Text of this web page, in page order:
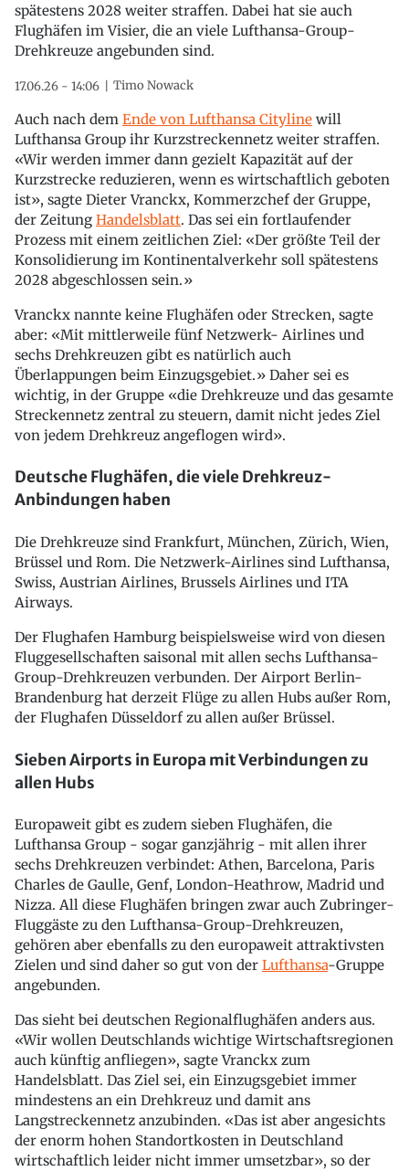
spätestens 2028 weiter straffen. Dabei hat sie auch
Flughäfen im Visier, die an viele Lufthansa-Group-
Drehkreuze angebunden sind.
17.06.26 - 14:06 Timo Nowack
Auch nach dem Ende von Lufthansa Cityline will
Lufthansa Group ihr Kurzstreckennetz weiter straffen.
«Wir werden immer dann gezielt Kapazität auf der
Kurzstrecke reduzieren, wenn es wirtschaftlich geboten
ist», sagte Dieter Vranckx, Kommerzchef der Gruppe,
der Zeitung Handelsblatt. Das sei ein fortlaufender
Prozess mit einem zeitlichen Ziel: «Der größte Teil der
Konsolidierung im Kontinentalverkehr soll spätestens
2028 abgeschlossen sein.»
Vranckx nannte keine Flughäfen oder Strecken, sagte
aber: «Mit mittlerweile fünf Netzwerk- Airlines und
sechs Drehkreuzen gibt es natürlich auch
Überlappungen beim Einzugsgebiet.» Daher sei es
wichtig, in der Gruppe «die Drehkreuze und das gesamte
Streckennetz zentral zu steuern, damit nicht jedes Ziel
von jedem Drehkreuz angeflogen wird».
Deutsche Flughäfen, die viele Drehkreuz-
Anbindungen haben
Die Drehkreuze sind Frankfurt, München, Zürich, Wien,
Brüssel und Rom. Die Netzwerk-Airlines sind Lufthansa,
Swiss, Austrian Airlines, Brussels Airlines und ITA
Airways.
Der Flughafen Hamburg beispielsweise wird von diesen
Fluggesellschaften saisonal mit allen sechs Lufthansa-
Group-Drehkreuzen verbunden. Der Airport Berlin-
Brandenburg hat derzeit Flüge zu allen Hubs außer Rom,
der Flughafen Düsseldorf zu allen außer Brüssel.
Sieben Airports in Europa mit Verbindungen zu
allen Hubs
Europaweit gibt es zudem sieben Flughäfen, die
Lufthansa Group - sogar ganzjährig - mit allen ihrer
sechs Drehkreuzen verbindet: Athen, Barcelona, Paris
Charles de Gaulle, Genf, London-Heathrow, Madrid und
Nizza. All diese Flughäfen bringen zwar auch Zubringer-
Fluggäste zu den Lufthansa-Group-Drehkreuzen,
gehören aber ebenfalls zu den europaweit attraktivsten
Zielen und sind daher so gut von der Lufthansa-Gruppe
angebunden.
Das sieht bei deutschen Regionalflughäfen anders aus.
«Wir wollen Deutschlands wichtige Wirtschaftsregionen
auch künftig anfliegen», sagte Vranckx zum
Handelsblatt. Das Ziel sei, ein Einzugsgebiet immer
mindestens an ein Drehkreuz und damit ans
Langstreckennetz anzubinden. «Das ist aber angesichts
der enorm hohen Standortkosten in Deutschland
wirtschaftlich leider nicht immer umsetzbar», so der